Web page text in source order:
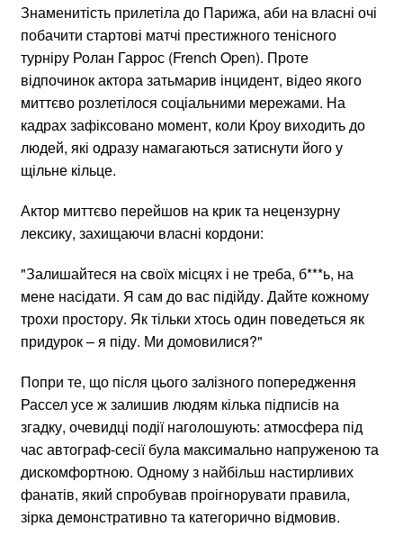
Знаменитість прилетіла до Парижа, аби на власні очі
побачити стартові матчі престижного тенісного
турніру Ролан Гаррос (French Open). Проте
відпочинок актора затьмарив інцидент, відео якого
миттєво розлетілося соціальними мережами. На
кадрах зафіксовано момент, коли Кроу виходить до
людей, які одразу намагаються затиснути його у
щільне кільце.
Актор миттєво перейшов на крик та нецензурну
лексику, захищаючи власні кордони:
"Залишайтеся на своїх місцях і не треба, б***ь, на
мене насідати. Я сам до вас підійду. Дайте кожному
трохи простору. Як тільки хтось один поведеться як
придурок – я піду. Ми домовилися?"
Попри те, що після цього залізного попередження
Рассел усе ж залишив людям кілька підписів на
згадку, очевидці події наголошують: атмосфера під
час автограф-сесії була максимально напруженою та
дискомфортною. Одному з найбільш настирливих
фанатів, який спробував проігнорувати правила,
зірка демонстративно та категорично відмовив.